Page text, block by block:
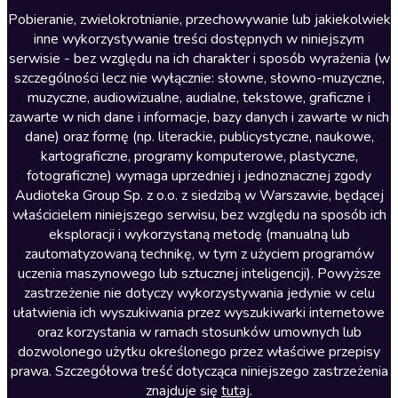
Literatura anglojęzyczna
Literatura faktu
Literatura obyczajowa
Literatura piękna obca
Literatura piękna polska
Nagrania relaksacyjne
Nauka języków
Nauki humanistyczne
Podcasty i audycje
Polityka
Prasa
Religia
Romans
Pobieranie, zwielokrotnianie, przechowywanie lub jakiekolwiek
inne wykorzystywanie treści dostępnych w niniejszym
serwisie - bez względu na ich charakter i sposób wyrażenia (w
szczególności lecz nie wyłącznie: słowne, słowno-muzyczne,
muzyczne, audiowizualne, audialne, tekstowe, graficzne i
zawarte w nich dane i informacje, bazy danych i zawarte w nich
dane) oraz formę (np. literackie, publicystyczne, naukowe,
kartograficzne, programy komputerowe, plastyczne,
fotograficzne) wymaga uprzedniej i jednoznacznej zgody
Audioteka Group Sp. z o.o. z siedzibą w Warszawie, będącej
właścicielem niniejszego serwisu, bez względu na sposób ich
eksploracji i wykorzystaną metodę (manualną lub
zautomatyzowaną technikę, w tym z użyciem programów
uczenia maszynowego lub sztucznej inteligencji). Powyższe
zastrzeżenie nie dotyczy wykorzystywania jedynie w celu
ułatwienia ich wyszukiwania przez wyszukiwarki internetowe
oraz korzystania w ramach stosunków umownych lub
dozwolonego użytku określonego przez właściwe przepisy
prawa. Szczegółowa treść dotycząca niniejszego zastrzeżenia
znajduje się tutaj.